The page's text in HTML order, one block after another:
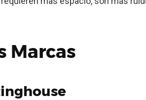
Marcas